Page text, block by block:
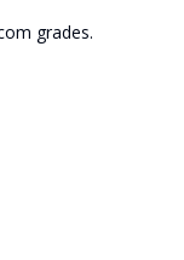
grades.